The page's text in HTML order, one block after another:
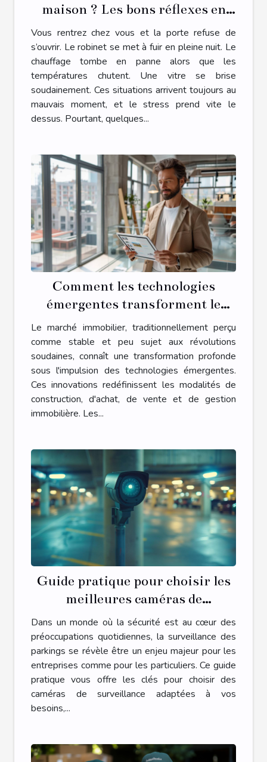
maison ? Les bons réflexes en
cas d’urgence plomberie,
serrurerie, chauffage ou vitrerie
Vous rentrez chez vous et la porte refuse de
s’ouvrir. Le robinet se met à fuir en pleine nuit. Le
chauffage tombe en panne alors que les
températures chutent. Une vitre se brise
soudainement. Ces situations arrivent toujours au
mauvais moment, et le stress prend vite le
dessus. Pourtant, quelques...
Comment les technologies
émergentes transforment le
marché immobilier
Le marché immobilier, traditionnellement perçu
comme stable et peu sujet aux révolutions
soudaines, connaît une transformation profonde
sous l'impulsion des technologies émergentes.
Ces innovations redéfinissent les modalités de
construction, d'achat, de vente et de gestion
immobilière. Les...
Guide pratique pour choisir les
meilleures caméras de
surveillance pour parkings
Dans un monde où la sécurité est au cœur des
préoccupations quotidiennes, la surveillance des
parkings se révèle être un enjeu majeur pour les
entreprises comme pour les particuliers. Ce guide
pratique vous offre les clés pour choisir des
caméras de surveillance adaptées à vos
besoins,...